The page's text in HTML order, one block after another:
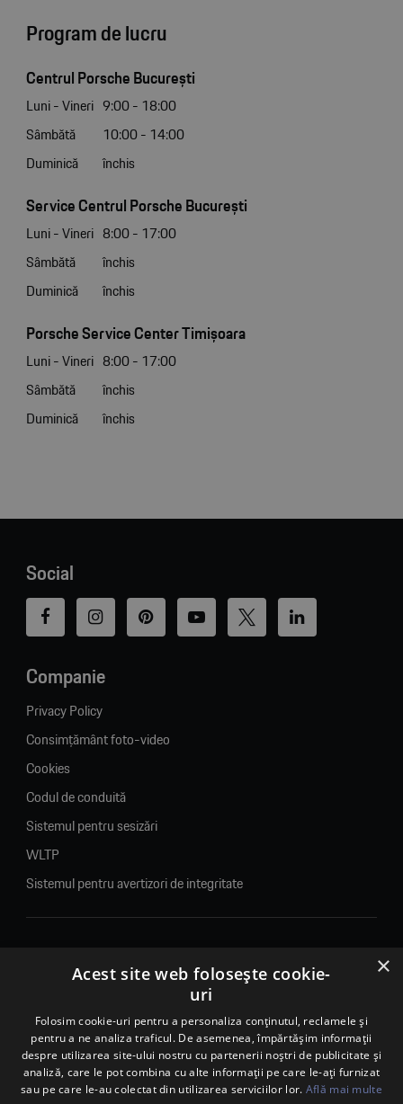
Program de lucru
Centrul Porsche București
Luni - Vineri 9:00 - 18:00
Sâmbătă
10:00 - 14:00
Duminică
închis
Service Centrul Porsche București
Luni - Vineri 8:00 - 17:00
Sâmbătă
închis
Duminică
închis
Porsche Service Center Timișoara
Luni - Vineri 8:00 - 17:00
Sâmbătă
închis
Duminică
închis
Social
Companie
Privacy Policy
Consimțământ foto-video
Cookies
Codul de conduită
Sistemul pentru sesizări
WLTP
Sistemul pentru avertizori de integritate
© 2026. Porsche Inter Auto Romania. Toate drepturile rezervate.
Porsche Inter Auto Romania SRL
RO22188461 J2007002067233
B-dul Pipera, nr. 2, Sala 1, Etaj 2, Voluntari, jud.Ilfov - sediu
social
B-dul Pipera, nr. 1/X, Centrul Porsche București – PCB,
×
Acest site web folosește cookie-
uri
Folosim cookie-uri pentru a personaliza conținutul, reclamele și
pentru a ne analiza traficul. De asemenea, împărtășim informații
despre utilizarea site-ului nostru cu partenerii noștri de publicitate și
analiză, care le pot combina cu alte informații pe care le-ați furnizat
sau pe care le-au colectat din utilizarea serviciilor lor. Află mai multe